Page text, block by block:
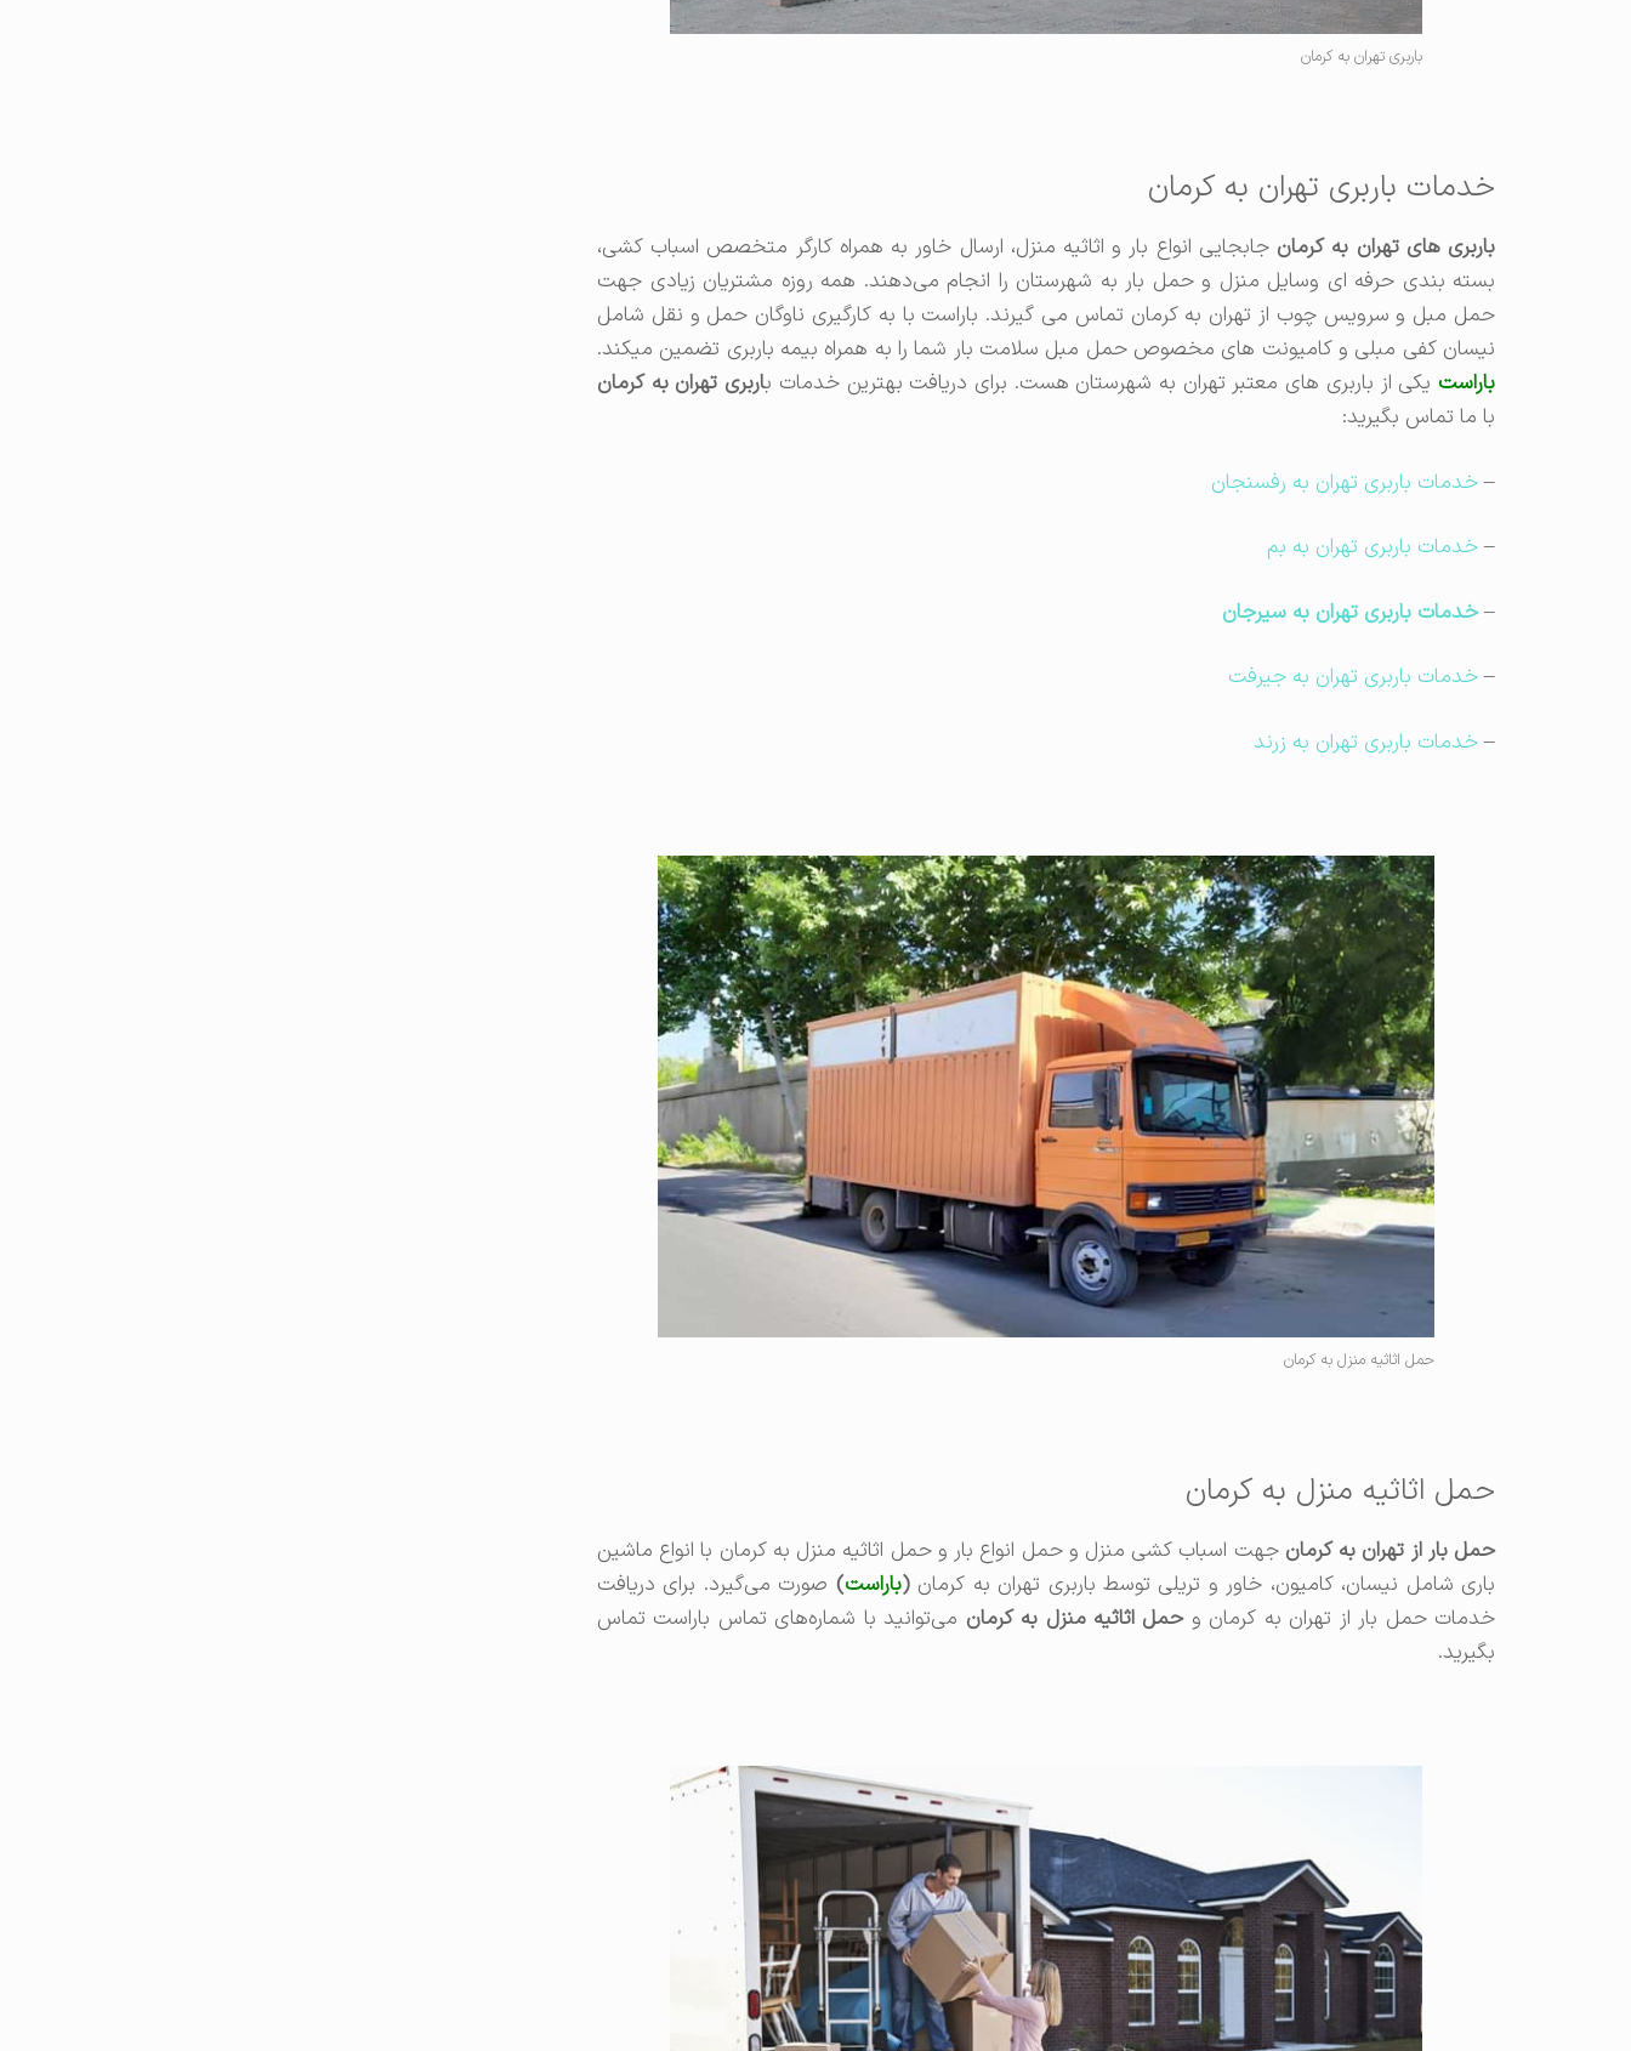
باربری تهران به کرمان
خدمات باربری تهران به کرمان
باربری های تهران به کرمان جابجایی انواع بار و اثاثیه منزل، ارسال خاور به همراه کارگر متخصص اسباب کشی،
بسته بندی حرفه ای وسایل منزل و حمل بار به شهرستان را انجام می‌دهند. همه روزه مشتریان زیادی جهت
حمل مبل و سرویس چوب از تهران به کرمان تماس می گیرند. باراست با به کارگیری ناوگان حمل و نقل شامل
نیسان کفی مبلی و کامیونت های مخصوص حمل مبل سلامت بار شما را به همراه بیمه باربری تضمین میکند.
باراست یکی از باربری های معتبر تهران به شهرستان هست. برای دریافت بهترین خدمات باربری تهران به کرمان
با ما تماس بگیرید:
–خدمات باربری تهران به رفسنجان
–خدمات باربری تهران به بم
–خدمات باربری تهران به سیرجان
–خدمات باربری تهران به جیرفت
–خدمات باربری تهران به زرند
حمل اثاثیه منزل به کرمان
حمل اثاثیه منزل به کرمان
حمل بار از تهران به کرمان جهت اسباب کشی منزل و حمل انواع بار و حمل اثاثیه منزل به کرمان با انواع ماشین
باری شامل نیسان، کامیون، خاور و تریلی توسط باربری تهران به کرمان (باراست) صورت می‌گیرد. برای دریافت
خدمات حمل بار از تهران به کرمان و حمل اثاثیه منزل به کرمان می‌توانید با شماره‌های تماس باراست تماس
بگیرید.